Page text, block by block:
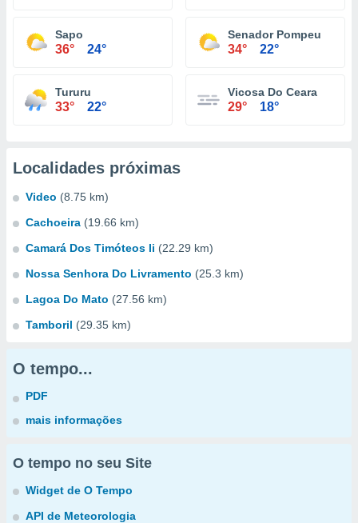
Sapo
36° 24°
Senador Pompeu
34° 22°
Tururu
33° 22°
Vicosa Do Ceara
29° 18°
Localidades próximas
Video (8.75 km)
Cachoeira (19.66 km)
Camará Dos Timóteos Ii (22.29 km)
Nossa Senhora Do Livramento (25.3 km)
Lagoa Do Mato (27.56 km)
Tamboril (29.35 km)
O tempo...
PDF
mais informações
O tempo no seu Site
Widget de O Tempo
API de Meteorologia